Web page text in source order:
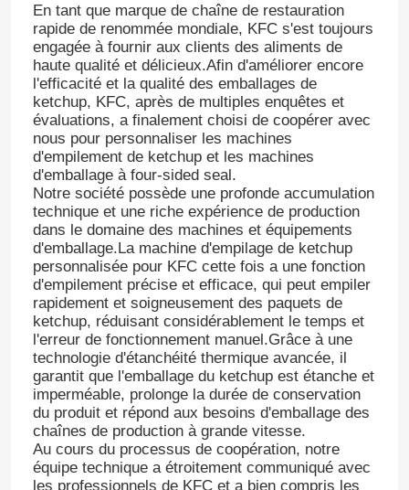
En tant que marque de chaîne de restauration
rapide de renommée mondiale, KFC s'est toujours
engagée à fournir aux clients des aliments de
haute qualité et délicieux.Afin d'améliorer encore
l'efficacité et la qualité des emballages de
ketchup, KFC, après de multiples enquêtes et
évaluations, a finalement choisi de coopérer avec
nous pour personnaliser les machines
d'empilement de ketchup et les machines
d'emballage à four-sided seal.
Notre société possède une profonde accumulation
technique et une riche expérience de production
dans le domaine des machines et équipements
d'emballage.La machine d'empilage de ketchup
personnalisée pour KFC cette fois a une fonction
d'empilement précise et efficace, qui peut empiler
rapidement et soigneusement des paquets de
ketchup, réduisant considérablement le temps et
l'erreur de fonctionnement manuel.Grâce à une
technologie d'étanchéité thermique avancée, il
garantit que l'emballage du ketchup est étanche et
imperméable, prolonge la durée de conservation
du produit et répond aux besoins d'emballage des
chaînes de production à grande vitesse.
Au cours du processus de coopération, notre
équipe technique a étroitement communiqué avec
les professionnels de KFC et a bien compris les